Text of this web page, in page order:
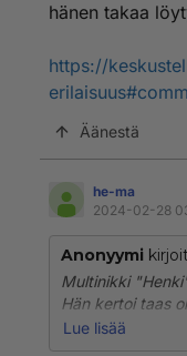
hänen takaa
https://
Äänestä
he-ma
2024-02-28
Anonyymi
Multinikki
Hän kertoi taas
kommentista se
Lue lisää